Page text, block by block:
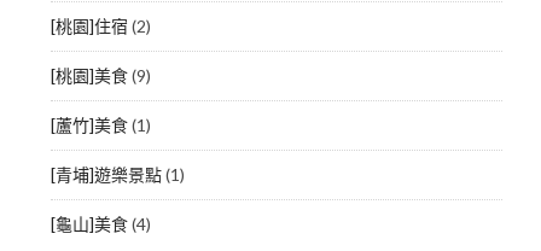
[桃園]住宿 (2)
[桃園]美食(9)
[蘆竹]美食(1)
[青埔]遊樂景點(1)
[龜山]美食(4)